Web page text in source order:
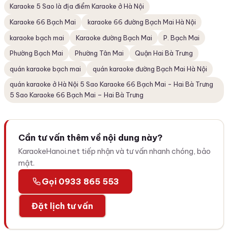
Karaoke 5 Sao là địa điểm Karaoke ở Hà Nội
Karaoke 66 Bạch Mai
karaoke 66 đường Bạch Mai Hà Nội
karaoke bạch mai
Karaoke đường Bạch Mai
P. Bạch Mai
Phường Bạch Mai
Phường Tân Mai
Quận Hai Bà Trưng
quán karaoke bạch mai
quán karaoke đường Bạch Mai Hà Nội
quán karaoke ở Hà Nội 5 Sao Karaoke 66 Bạch Mai - Hai Bà Trưng
5 Sao Karaoke 66 Bạch Mai – Hai Bà Trưng
Cần tư vấn thêm về nội dung này?
KaraokeHanoi.net tiếp nhận và tư vấn nhanh chóng, bảo
mật.
Gọi 0933 865 553
Đặt lịch tư vấn